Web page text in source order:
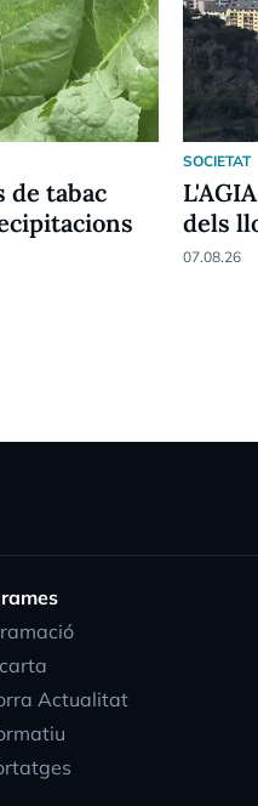
de tabac
SOCIETAT
dels
07.08.26
Actualitat